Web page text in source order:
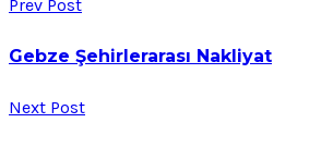
Prev Post
Gebze Şehirlerarası Nakliyat
Next Post